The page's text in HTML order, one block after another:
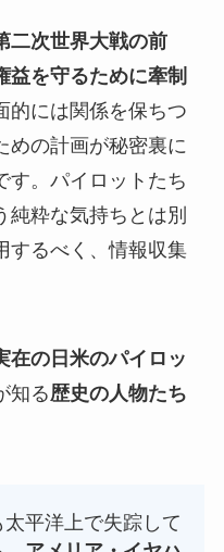
二次世界大戦の前
益を守るために牽制
的には関係を保ちつ
めの計画が秘密裏に
す。パイロットたち
純粋な気持ちとは別
するべく、情報収集
在の日米のパイロッ
知る歴史の人物たち
平洋上で失踪して